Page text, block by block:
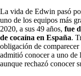
La vida de Edwin pasó
uno de los equipos más
2020, a sus 49 años, fue
de cocaína en España.
obligación de
admitió conocer a uno de
aunque rechazó conocer